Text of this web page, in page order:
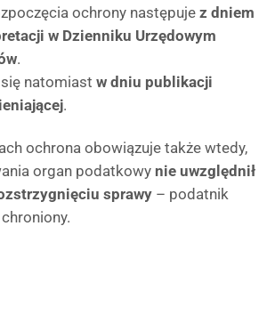
ochrony następuje z dniem
w Dzienniku Urzędowym
.
natomiast w dniu publikacji
.
ochrona obowiązuje także wtedy,
organ podatkowy nie uwzględnił
sprawy – podatnik